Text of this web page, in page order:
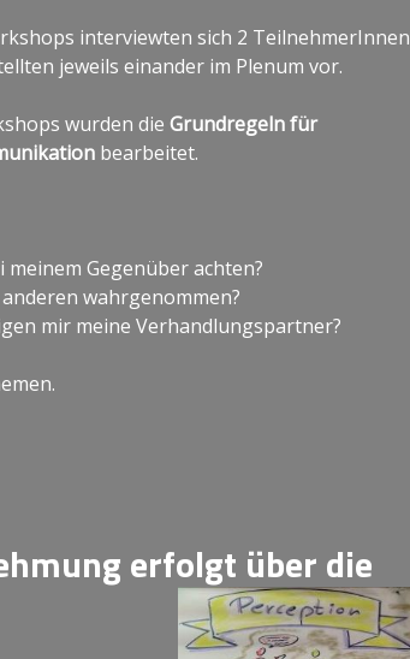
interviewten sich 2 TeilnehmerInnen
jeweils einander im Plenum vor.
wurden die Grundregeln für
bearbeitet.
meinem Gegenüber achten?
wahrgenommen?
mir meine Verhandlungspartner?
erfolgt über die